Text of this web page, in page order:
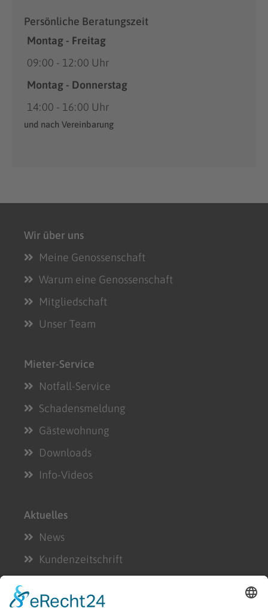
Persönliche Beratungszeit
Montag - Freitag
09:00 - 12:00 Uhr
Montag - Donnerstag
14:00 - 16:00 Uhr
und nach Vereinbarung
Wir über uns
Meine Genossenschaft
Warum eine Genossenschaft
Mitgliedschaft
Unser Team
Mieter-Service
Notfall-Service
Schadensmeldung
Gästewohnung
Downloads
Info-Videos
Aktuelles
News
Kundenzeitschrift
Für die Presse